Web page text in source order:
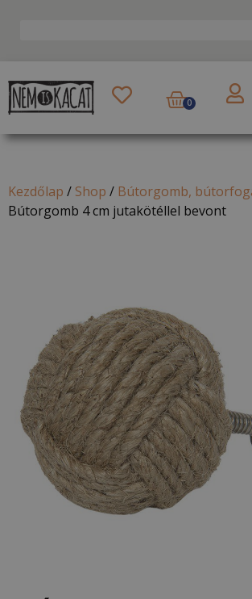
0
Kezdőlap / Shop / Bútorgomb,
Bútorgomb 4 cm jutakötéllel bevont